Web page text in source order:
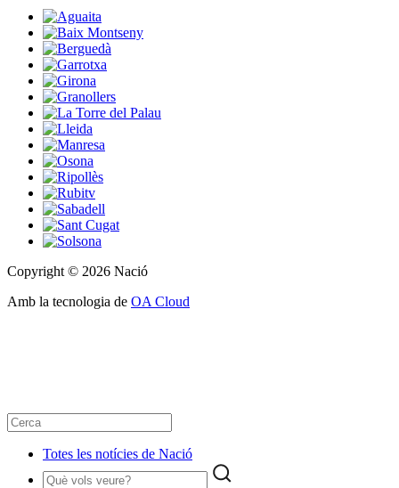
Copyright © 2026 Nació
Amb la tecnologia de OA Cloud
Totes les notícies de Nació